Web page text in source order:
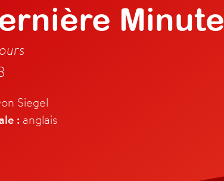
Minute
Siegel
: anglais